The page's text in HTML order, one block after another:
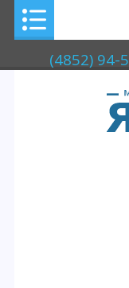
(4852) 94-